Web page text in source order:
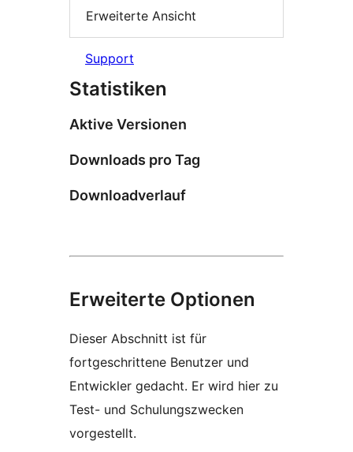
Erweiterte Ansicht
Support
Statistiken
Aktive Versionen
Downloads pro Tag
Downloadverlauf
Erweiterte Optionen
Dieser Abschnitt ist für
fortgeschrittene Benutzer und
Entwickler gedacht. Er wird hier zu
Test- und Schulungszwecken
vorgestellt.